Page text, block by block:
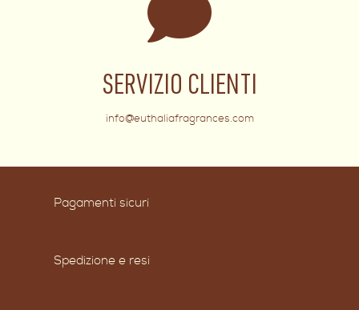
SERVIZIO CLIENTI
info@euthaliafragrances.com
Pagamenti sicuri
Spedizione e resi